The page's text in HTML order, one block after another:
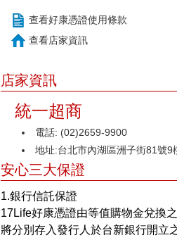
查看好康憑證使用條款
查看店家資訊
店家資訊
統一超商
電話: (02)2659-9900
地址:台北市內湖區洲子街81號9
安心三大保證
1.銀行信託保證
17Life好康憑證由等值購物金兌換
將分別存入發行人於台新銀行開立